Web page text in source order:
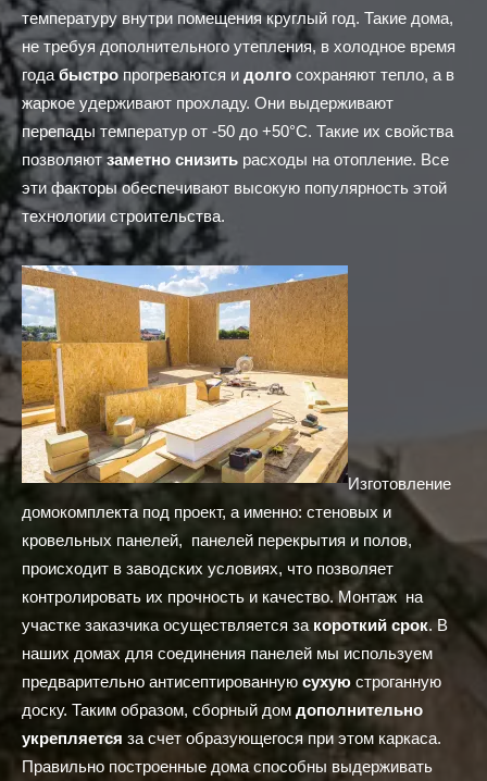
температуру внутри помещения круглый год. Такие дома,
не требуя дополнительного утепления, в холодное время
годабыстро прогреваются и долго сохраняют тепло, а в
жаркое удерживают прохладу. Они выдерживают
перепады температур от -50 до +50°C. Такие их свойства
позволяютзаметно снизить расходы на отопление. Все
эти факторы обеспечивают высокую популярность этой
технологии строительства.
Изготовление
домокомплекта под проект, а именно: стеновых и
кровельных панелей, панелей перекрытия и полов,
происходит в заводских условиях, что позволяет
контролировать их прочность и качество. Монтаж на
участке заказчика осуществляется за короткий срок. В
наших домах для соединения панелей мы используем
предварительно антисептированную сухую строганную
доску. Таким образом, сборный дом дополнительно
укрепляется за счет образующегося при этом каркаса.
Правильно построенные дома способны выдерживать